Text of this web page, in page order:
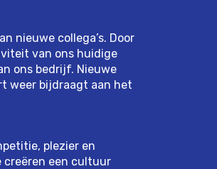
nieuwe collega’s. Door
van ons huidige
ons bedrijf. Nieuwe
weer bijdraagt aan het
plezier en
creëren een cultuur